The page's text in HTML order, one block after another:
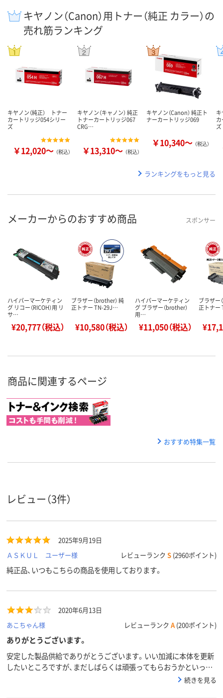
キヤノン（Canon）用トナー（純正 カラー）の
売れ筋ランキング
キヤノン（純正） トナー
カートリッジ054シリー
ズ
￥12,020～ （税込）
キヤノン（キャノン） 純正
トナーカートリッジ067
CRG…
￥13,310～ （税込）
キヤノン（Canon） 純正ト
ナーカートリッジ069
￥10,340～ （税込）
ズ
ランキングをもっと見る
メーカーからのおすすめ商品 スポンサー
ハイパーマーケティン
グ リコー（RICOH）用 リ
サ…
¥20,777（税込）
ブラザー（brother） 純
正トナー TN-29J…
¥10,580（税込）
ハイパーマーケティン
グ ブラザー（brother）
用…
¥11,050（税込）
ブラザー
正トナ
商品に関連するページ
おすすめ特集一覧
レビュー（3件）
2025年9月19日
ＡＳＫＵＬ ユーザー様
レビューランク S (2960ポイント)
純正品、いつもこちらの商品を使用しております。
2020年6月13日
あこちゃん様
レビューランク A (200ポイント)
ありがとうございます。
安定した製品供給でありがとうございます。いい加減に本体を更新
したいところですが、まだしばらくは頑張ってもらおうかといった
ところです。インク交換要求が早く付くような気もしますが、とり
続きを見る